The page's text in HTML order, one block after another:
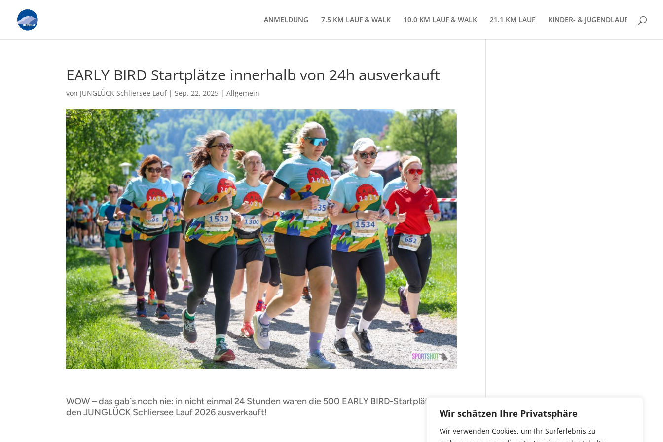
Wir schätzen Ihre Privatsphäre
Wir verwenden Cookies, um Ihr Surferlebnis zu
ANMELDUNG 7.5 KM LAUF & WALK 10.0 KM LAUF & WALK 21.1 KM LAUF KINDER- & JUGENDLAUF
EARLY BIRD Startplätze innerhalb von 24h ausverkauft
von JUNGLÜCK Schliersee Lauf|Sep. 22, 2025 |Allgemein
WOW – das gab´s noch nie: in nicht einmal 24 Stunden waren die 500 EARLY BIRD-Startplätze für
den JUNGLÜCK Schliersee Lauf 2026 ausverkauft!